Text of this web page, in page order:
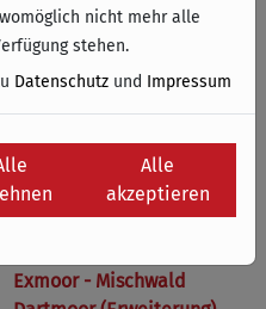
Exmoor - Mischwald
nicht mehr alle
stehen.
Datenschutz und Impressum
Alle
akzeptieren